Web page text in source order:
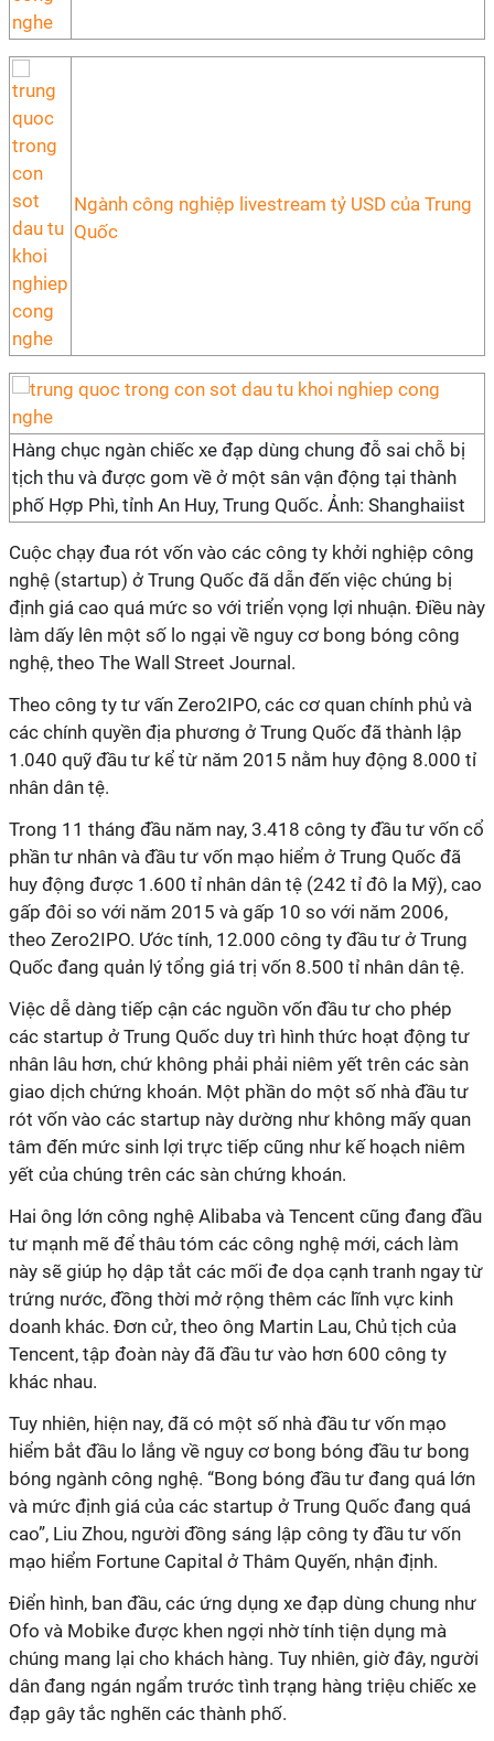
Ngành công nghiệp livestream tỷ USD của Trung
Quốc
Hàng chục ngàn chiếc xe đạp dùng chung đỗ sai chỗ bị
tịch thu và được gom về ở một sân vận động tại thành
phố Hợp Phì, tỉnh An Huy, Trung Quốc. Ảnh: Shanghaiist
Cuộc chạy đua rót vốn vào các công ty khởi nghiệp công
nghệ (startup) ở Trung Quốc đã dẫn đến việc chúng bị
định giá cao quá mức so với triển vọng lợi nhuận. Điều này
làm dấy lên một số lo ngại về nguy cơ bong bóng công
nghệ, theo The Wall Street Journal.
Theo công ty tư vấn Zero2IPO, các cơ quan chính phủ và
các chính quyền địa phương ở Trung Quốc đã thành lập
1.040 quỹ đầu tư kể từ năm 2015 nằm huy động 8.000 tỉ
nhân dân tệ.
Trong 11 tháng đầu năm nay, 3.418 công ty đầu tư vốn cổ
phần tư nhân và đầu tư vốn mạo hiểm ở Trung Quốc đã
huy động được 1.600 tỉ nhân dân tệ (242 tỉ đô la Mỹ), cao
gấp đôi so với năm 2015 và gấp 10 so với năm 2006,
theo Zero2IPO. Ước tính, 12.000 công ty đầu tư ở Trung
Quốc đang quản lý tổng giá trị vốn 8.500 tỉ nhân dân tệ.
Việc dễ dàng tiếp cận các nguồn vốn đầu tư cho phép
các startup ở Trung Quốc duy trì hình thức hoạt động tư
nhân lâu hơn, chứ không phải phải niêm yết trên các sàn
giao dịch chứng khoán. Một phần do một số nhà đầu tư
rót vốn vào các startup này dường như không mấy quan
tâm đến mức sinh lợi trực tiếp cũng như kế hoạch niêm
yết của chúng trên các sàn chứng khoán.
Hai ông lớn công nghệ Alibaba và Tencent cũng đang đầu
tư mạnh mẽ để thâu tóm các công nghệ mới, cách làm
này sẽ giúp họ dập tắt các mối đe dọa cạnh tranh ngay từ
trứng nước, đồng thời mở rộng thêm các lĩnh vực kinh
doanh khác. Đơn cử, theo ông Martin Lau, Chủ tịch của
Tencent, tập đoàn này đã đầu tư vào hơn 600 công ty
khác nhau.
Tuy nhiên, hiện nay, đã có một số nhà đầu tư vốn mạo
hiểm bắt đầu lo lắng về nguy cơ bong bóng đầu tư bong
bóng ngành công nghệ. “Bong bóng đầu tư đang quá lớn
và mức định giá của các startup ở Trung Quốc đang quá
cao”, Liu Zhou, người đồng sáng lập công ty đầu tư vốn
mạo hiểm Fortune Capital ở Thâm Quyến, nhận định.
Điển hình, ban đầu, các ứng dụng xe đạp dùng chung như
Ofo và Mobike được khen ngợi nhờ tính tiện dụng mà
chúng mang lại cho khách hàng. Tuy nhiên, giờ đây, người
dân đang ngán ngẩm trước tình trạng hàng triệu chiếc xe
đạp gây tắc nghẽn các thành phố.